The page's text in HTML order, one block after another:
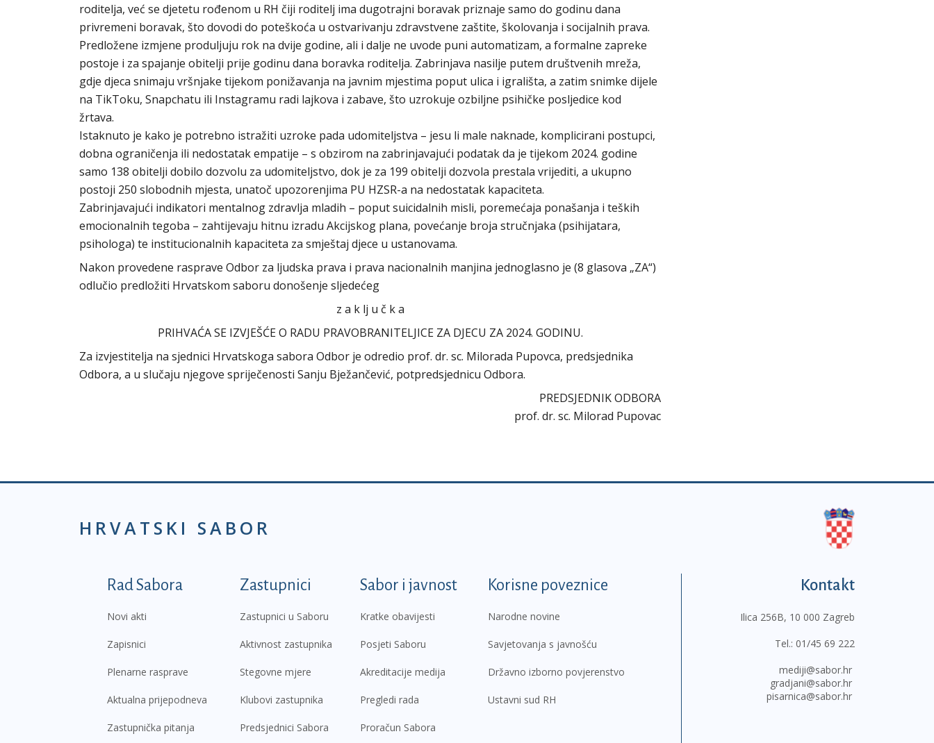
roditelja, već se djetetu rođenom u RH čiji roditelj ima dugotrajni boravak priznaje samo do godinu dana
privremeni boravak, što dovodi do poteškoća u ostvarivanju zdravstvene zaštite, školovanja i socijalnih prava.
Predložene izmjene produljuju rok na dvije godine, ali i dalje ne uvode puni automatizam, a formalne zapreke
postoje i za spajanje obitelji prije godinu dana boravka roditelja. Zabrinjava nasilje putem društvenih mreža,
gdje djeca snimaju vršnjake tijekom ponižavanja na javnim mjestima poput ulica i igrališta, a zatim snimke dijele
na TikToku, Snapchatu ili Instagramu radi lajkova i zabave, što uzrokuje ozbiljne psihičke posljedice kod
žrtava.
Istaknuto je kako je potrebno istražiti uzroke pada udomiteljstva – jesu li male naknade, komplicirani postupci,
dobna ograničenja ili nedostatak empatije – s obzirom na zabrinjavajući podatak da je tijekom 2024. godine
samo 138 obitelji dobilo dozvolu za udomiteljstvo, dok je za 199 obitelji dozvola prestala vrijediti, a ukupno
postoji 250 slobodnih mjesta, unatoč upozorenjima PU HZSR-a na nedostatak kapaciteta.
Zabrinjavajući indikatori mentalnog zdravlja mladih – poput suicidalnih misli, poremećaja ponašanja i teških
emocionalnih tegoba – zahtijevaju hitnu izradu Akcijskog plana, povećanje broja stručnjaka (psihijatara,
psihologa) te institucionalnih kapaciteta za smještaj djece u ustanovama.
Nakon provedene rasprave Odbor za ljudska prava i prava nacionalnih manjina jednoglasno je (8 glasova „ZA“)
odlučio predložiti Hrvatskom saboru donošenje sljedećeg
z a k lj u č k a
PRIHVAĆA SE IZVJEŠĆE O RADU PRAVOBRANITELJICE ZA DJECU ZA 2024. GODINU.
Za izvjestitelja na sjednici Hrvatskoga sabora Odbor je odredio prof. dr. sc. Milorada Pupovca, predsjednika
Odbora, a u slučaju njegove spriječenosti Sanju Bježančević, potpredsjednicu Odbora.
PREDSJEDNIK ODBORA
prof. dr. sc. Milorad Pupovac
HRVATSKI SABOR
Podnožje prvi izbornik
Rad Sabora
Novi akti
Zapisnici
Plenarne rasprave
Aktualna prijepodneva
Zastupnička pitanja
Zastupnici
Zastupnici u Saboru
Aktivnost zastupnika
Stegovne mjere
Klubovi zastupnika
Predsjednici Sabora
Sabor i javnost
Kratke obavijesti
Posjeti Saboru
Akreditacije medija
Pregledi rada
Proračun Sabora
Korisne poveznice
Narodne novine
Savjetovanja s javnošću
Državno izborno povjerenstvo
Ustavni sud RH
Kontakt
Ilica 256B, 10 000 Zagreb
Tel.: 01/45 69 222
mediji@sabor.hr
gradjani@sabor.hr
pisarnica@sabor.hr